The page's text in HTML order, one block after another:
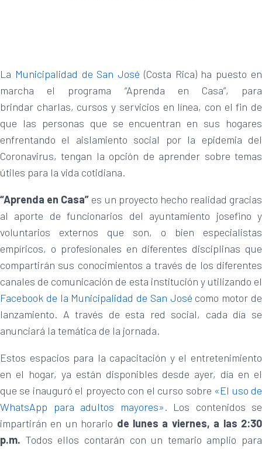
La Municipalidad de San José (Costa Rica) ha puesto en
marcha el programa “Aprenda en Casa”, para
brindar charlas, cursos y servicios en línea, con el fin de
que las personas que se encuentran en sus hogares
enfrentando el aislamiento social por la epidemia del
Coronavirus, tengan la opción de aprender sobre temas
útiles para la vida cotidiana.
“Aprenda en Casa” es un proyecto hecho realidad gracias
al aporte de funcionarios del ayuntamiento josefino y
voluntarios externos que son, o bien especialistas
empíricos, o profesionales en diferentes disciplinas que
compartirán sus conocimientos a través de los diferentes
canales de comunicación de esta institución y utilizando el
Facebook de la Municipalidad de San José como motor de
lanzamiento. A través de esta red social, cada día se
anunciará la temática de la jornada.
Estos espacios para la capacitación y el entretenimiento
en el hogar, ya están disponibles desde ayer, día en el
que se inauguró el proyecto con el curso sobre «El uso de
WhatsApp para adultos mayores». Los contenidos se
impartirán en un horario de lunes a viernes, a las 2:30
p.m. Todos ellos contarán con un temario amplio para